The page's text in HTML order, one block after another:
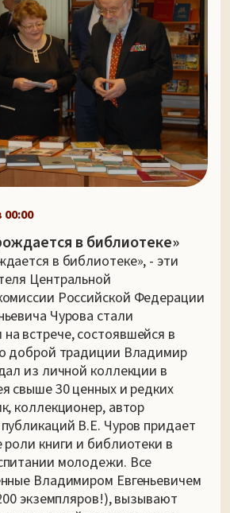
00:00
в библиотеке»
в библиотеке», - эти
Центральной
Российской Федерации
Чурова стали
встрече, состоявшейся в
доброй традиции Владимир
из личной коллекции в
свыше 30 ценных и редких
коллекционер, автор
В.Е. Чуров придает
роли книги и библиотеки в
молодежи. Все
Владимиром Евгеньевичем
экземпляров!), вызывают